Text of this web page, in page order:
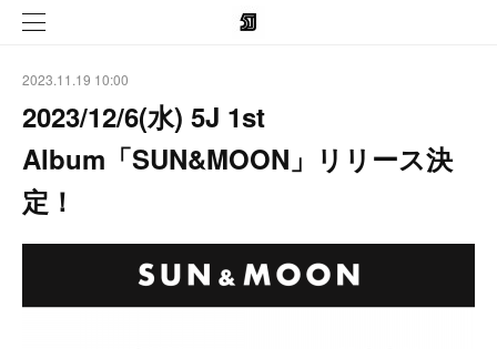
2023.11.19 10:00
2023/12/6(水) 5J 1st
Album「SUN&MOON」リリース決
定！